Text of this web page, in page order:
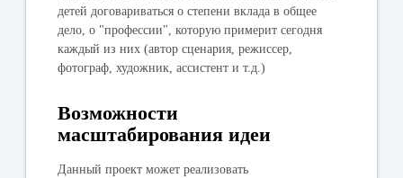
детей договариваться о степени вклада в общее
дело, о "профессии", которую примерит сегодня
каждый из них (автор сценария, режиссер,
фотограф, художник, ассистент и т.д.)
Возможности
масштабирования идеи
Данный проект может реализовать